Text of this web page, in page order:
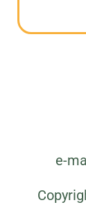
Kako
e-